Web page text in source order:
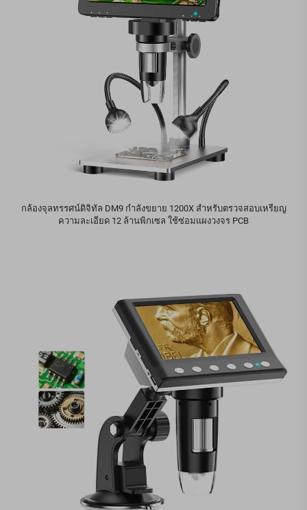
กล้องจุลทรรศน์ดิจิทัล DM9 กำลังขยาย 1200X สำหรับตรวจสอบเหรียญ
ความละเอียด 12 ล้านพิกเซล ใช้ซ่อมแผงวงจร PCB